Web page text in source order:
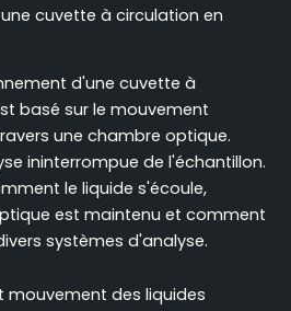
cuvette à circulation en
d'une cuvette à
basé sur le mouvement
une chambre optique.
ininterrompue de l'échantillon.
le liquide s'écoule,
est maintenu et comment
systèmes d'analyse.
mouvement des liquides